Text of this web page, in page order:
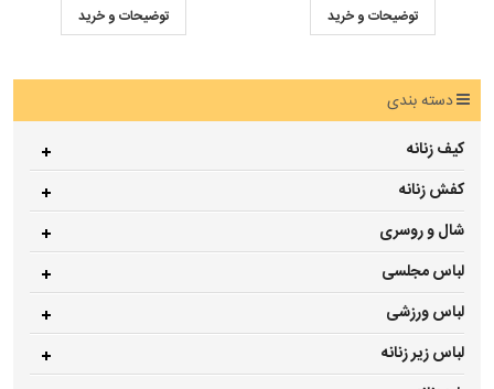
توضیحات و خرید
توضیحات و خرید
دسته بندی
کیف زنانه
کفش زنانه
شال و روسری
لباس مجلسی
لباس ورزشی
لباس زیر زنانه